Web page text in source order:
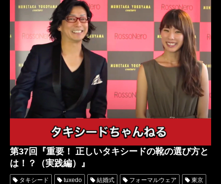
CUSTOMER'S VOICE
COLUMN &BLOG
ACCESS
第37回『重要！ 正しいタキシードの靴の選び方と
は！？（実践編）』
タキシード tuxedo 結婚式 フォーマルウェア 東京